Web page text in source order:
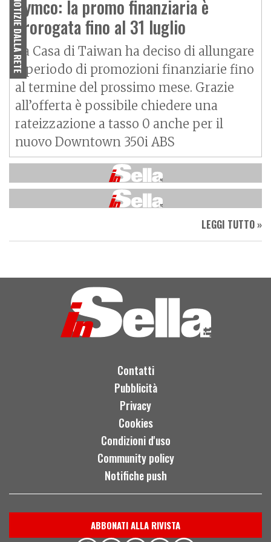
sportivo per tutti i giorni
NOTIZIE DALLA RETE
Kymco: la promo finanziaria è
prorogata fino al 31 luglio
La Casa di Taiwan ha deciso di allungare
il periodo di promozioni finanziarie fino
al termine del prossimo mese. Grazie
all’offerta è possibile chiedere una
rateizzazione a tasso 0 anche per il
nuovo Downtown 350i ABS
LEGGI TUTTO »
Contatti
Pubblicità
Privacy
Cookies
Condizioni d'uso
Community policy
Notifiche push
ABBONATI ALLA RIVISTA